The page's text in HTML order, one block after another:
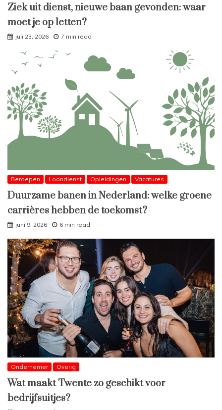
Ziek uit dienst, nieuwe baan gevonden: waar
moet je op letten?
juli 23, 2026 7 min read
Beroepen Loondienst Opleidingen Vacatures
Duurzame banen in Nederland: welke groene
carrières hebben de toekomst?
juni 9, 2026 6 min read
Ondernemer Overig
Wat maakt Twente zo geschikt voor
bedrijfsuitjes?